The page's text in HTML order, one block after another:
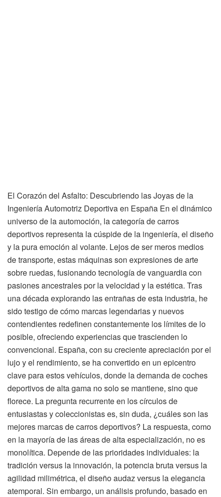
El Corazón del Asfalto: Descubriendo las Joyas de la
Ingeniería Automotriz Deportiva en España En el dinámico
universo de la automoción, la categoría de carros
deportivos representa la cúspide de la ingeniería, el diseño
y la pura emoción al volante. Lejos de ser meros medios
de transporte, estas máquinas son expresiones de arte
sobre ruedas, fusionando tecnología de vanguardia con
pasiones ancestrales por la velocidad y la estética. Tras
una década explorando las entrañas de esta industria, he
sido testigo de cómo marcas legendarias y nuevos
contendientes redefinen constantemente los límites de lo
posible, ofreciendo experiencias que trascienden lo
convencional. España, con su creciente apreciación por el
lujo y el rendimiento, se ha convertido en un epicentro
clave para estos vehículos, donde la demanda de coches
deportivos de alta gama no solo se mantiene, sino que
florece. La pregunta recurrente en los círculos de
entusiastas y coleccionistas es, sin duda, ¿cuáles son las
mejores marcas de carros deportivos? La respuesta, como
en la mayoría de las áreas de alta especialización, no es
monolítica. Depende de las prioridades individuales: la
tradición versus la innovación, la potencia bruta versus la
agilidad milimétrica, el diseño audaz versus la elegancia
atemporal. Sin embargo, un análisis profundo, basado en